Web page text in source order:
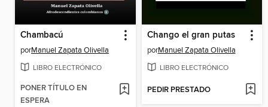
Chambacú
porManuel Zapata Olivella
LIBRO ELECTRÓNICO
PONER TÍTULO EN
ESPERA
Chango el gran putas
porManuel Zapata Olivella
LIBRO ELECTRÓNICO
PEDIR PRESTADO